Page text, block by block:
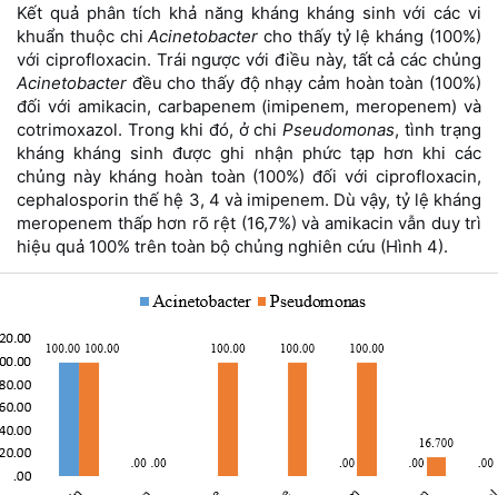
Kết quả phân tích khả năng kháng kháng sinh với các vi
khuẩn thuộc chiAcinetobacter cho thấy tỷ lệ kháng (100%)
với ciprofloxacin. Trái ngược với điều này, tất cả các chủng
Acinetobacter đều cho thấy độ nhạy cảm hoàn toàn (100%)
đối với amikacin, carbapenem (imipenem, meropenem) và
cotrimoxazol. Trong khi đó, ở chiPseudomonas, tình trạng
kháng kháng sinh được ghi nhận phức tạp hơn khi các
chủng này kháng hoàn toàn (100%) đối với ciprofloxacin,
cephalosporin thế hệ 3, 4 và imipenem. Dù vậy, tỷ lệ kháng
meropenem thấp hơn rõ rệt (16,7%) và amikacin vẫn duy trì
hiệu quả 100% trên toàn bộ chủng nghiên cứu (Hình 4).